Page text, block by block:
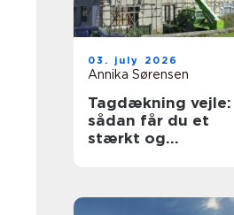
03. july 2026
Annika Sørensen
Tagdækning vejle:
sådan får du et
stærkt og